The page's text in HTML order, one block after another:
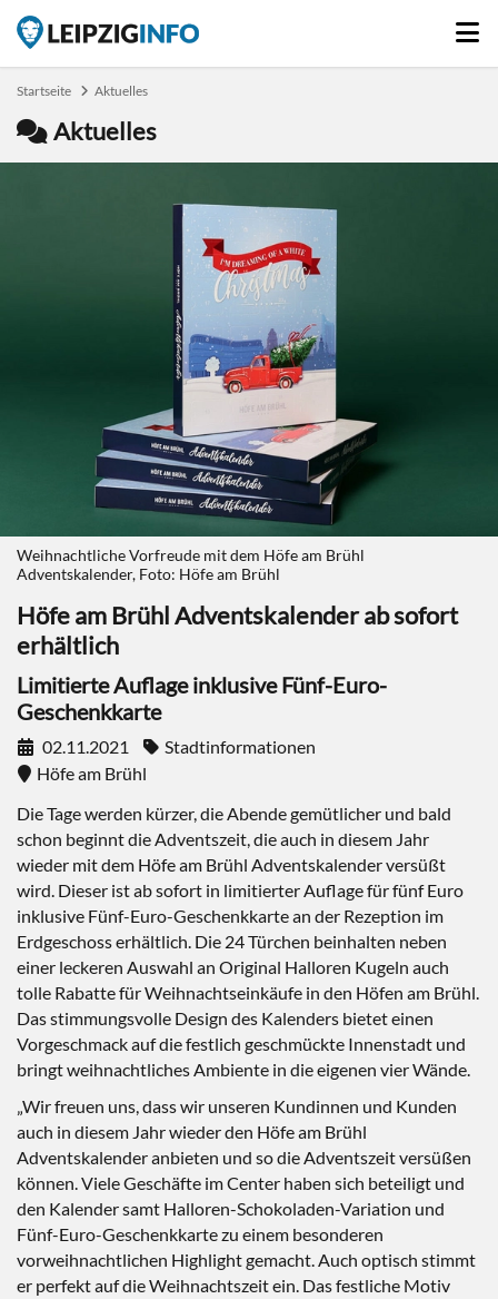
Startseite Aktuelles
Aktuelles
Weihnachtliche Vorfreude mit dem Höfe am Brühl
Adventskalender, Foto: Höfe am Brühl
Höfe am Brühl Adventskalender ab sofort
erhältlich
Limitierte Auflage inklusive Fünf-Euro-
Geschenkkarte
02.11.2021
Stadtinformationen
Höfe am Brühl
Die Tage werden kürzer, die Abende gemütlicher und bald
schon beginnt die Adventszeit, die auch in diesem Jahr
wieder mit dem Höfe am Brühl Adventskalender versüßt
wird. Dieser ist ab sofort in limitierter Auflage für fünf Euro
inklusive Fünf-Euro-Geschenkkarte an der Rezeption im
Erdgeschoss erhältlich. Die 24 Türchen beinhalten neben
einer leckeren Auswahl an Original Halloren Kugeln auch
tolle Rabatte für Weihnachtseinkäufe in den Höfen am Brühl.
Das stimmungsvolle Design des Kalenders bietet einen
Vorgeschmack auf die festlich geschmückte Innenstadt und
bringt weihnachtliches Ambiente in die eigenen vier Wände.
„Wir freuen uns, dass wir unseren Kundinnen und Kunden
auch in diesem Jahr wieder den Höfe am Brühl
Adventskalender anbieten und so die Adventszeit versüßen
können. Viele Geschäfte im Center haben sich beteiligt und
den Kalender samt Halloren-Schokoladen-Variation und
Fünf-Euro-Geschenkkarte zu einem besonderen
vorweihnachtlichen Highlight gemacht. Auch optisch stimmt
er perfekt auf die Weihnachtszeit ein. Das festliche Motiv